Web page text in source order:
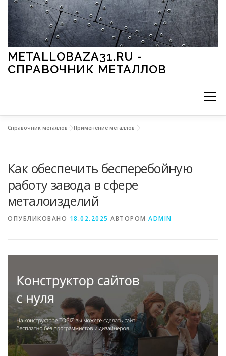
Перейти к содержимому
METALLOBAZA31.RU -
СПРАВОЧНИК МЕТАЛЛОВ
Меню
МЕТАЛЛЫ И ОКРУЖАЮЩАЯ СРЕДА
ПРИМЕНЕНИЕ МЕТАЛЛОВ
СТАТЬИ
Справочник металлов »Применение металлов
Как обеспечить бесперебойную
работу завода в сфере
металоизделий
ОПУБЛИКОВАНО 18.02.2025 АВТОРОМ ADMIN